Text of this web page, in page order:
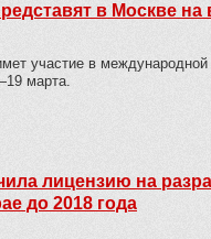
в Москве на
участие в
марта.
лицензию на
до 2018 года